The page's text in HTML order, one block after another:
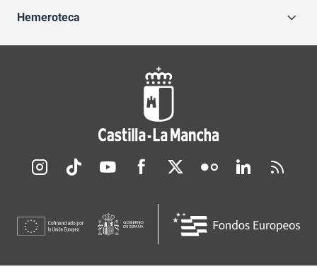
Hemeroteca
Redes sociales JCCM